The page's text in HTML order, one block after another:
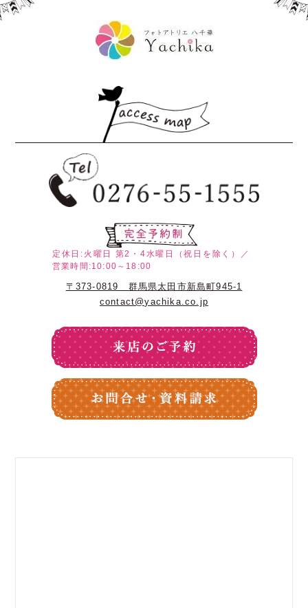
定休日:火曜日
第2・4水曜日（祝日を除く）／
営業時間:10:00～18:00
〒373-0819 群馬県太田市新島町945-1
contact@yachika.co.jp